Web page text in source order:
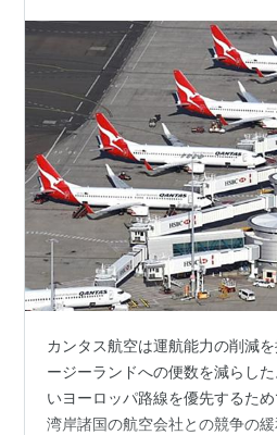
最終的にはダマスカスとカイ
ラエル軍が進撃したところで
わった。とはいうものの、「
けた衝撃は非常に大きく、ま
を見た西側軍事筋も大いに動揺
アラブ側も連戦連敗の状態に終
ツを立て、1978年にエジプト
和を結ぶことになる。
のであって、世界的にはあまり
える場合でも1969年〜1973年
戦）や1982年のレバノン侵攻
カンタス航空は運航能力の削減
ージーランドへの便数を減らし
いヨーロッパ路線を優先するた
湾岸諸国の航空会社との競争の